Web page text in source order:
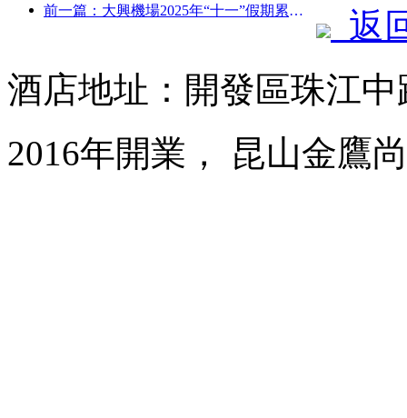
前一篇：大興機場2025年“十一”假期累計運送旅客130萬余人次
返
酒店地址：開發區珠江
2016年開業， 昆山金